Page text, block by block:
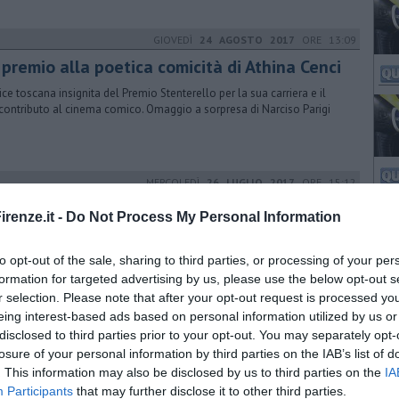
- Do Not Process My Personal Information
opt-out of the sale, sharing to third parties, or processing of your
for targeted advertising by us, please use the below opt-out
selection. Please note that after your opt-out request is processed
interest-based ads based on personal information utilized by us
to third parties prior to your opt-out. You may separately
of your personal information by third parties on the IAB’s list of
This information may also be disclosed by us to third parties on the
Participants that may further disclose it to other third parties.
GIOVEDÌ 24 AGOSTO 2017 ORE 13:09
premio alla poetica comicità di Athina Cenci
toscana insignita del Premio Stenterello per la sua carriera e il
al cinema comico. Omaggio a sorpresa di Narciso Parigi
MERCOLEDÌ26 LUGLIO 2017ORE 15:12
a Villa Vogel con Athina Cenci
GIOVEDÌ01 DICEMBRE 2016ORE 11:12
milioni per lo sport, tra boxe e calcio
3milioni di euro per rifare il look degli impianti sportivi a Firenze,
Vannucci: "Un piano a tappeto su tutta la città"